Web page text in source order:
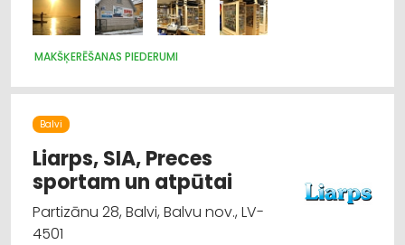
MAKŠĶERĒŠANAS PIEDERUMI
Balvi
Liarps, SIA, Preces
sportam un atpūtai
Partizānu 28, Balvi, Balvu nov., LV-
4501